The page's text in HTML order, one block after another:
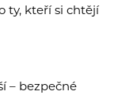
ty, kteří si chtějí
– bezpečné